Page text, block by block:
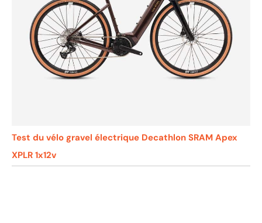
Test du vélo gravel électrique Decathlon SRAM Apex
XPLR 1x12v